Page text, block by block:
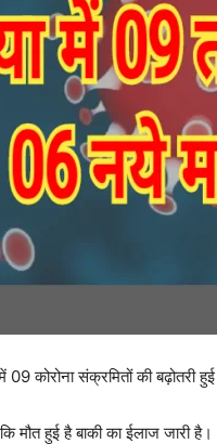
09 कोरोना संक्रमितों की
मौत हुई है बाकी का ईलाज जारी है।